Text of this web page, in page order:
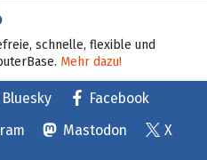
schnelle, flexible und
Mehr dazu!
Bluesky
Facebook
Mastodon
X